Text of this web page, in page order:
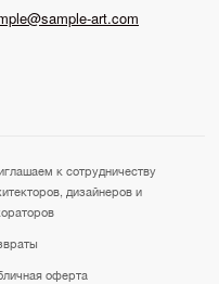
art.com
к сотрудничеству
дизайнеров и
оферта